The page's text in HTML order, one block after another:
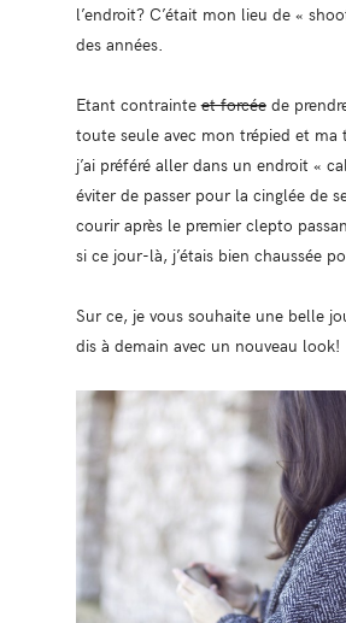
l’endroit? C’était mon lieu de «
des années.
Etant contrainteet forcéede
toute seule avec mon trépied et ma
j’ai préféré aller dans un endroit «
éviter de passer pour la cinglée de
courir après le premier clepto
si ce jour-là, j’étais bien chaussée
Sur ce, je vous souhaite une belle
dis à demain avec un nouveau look!